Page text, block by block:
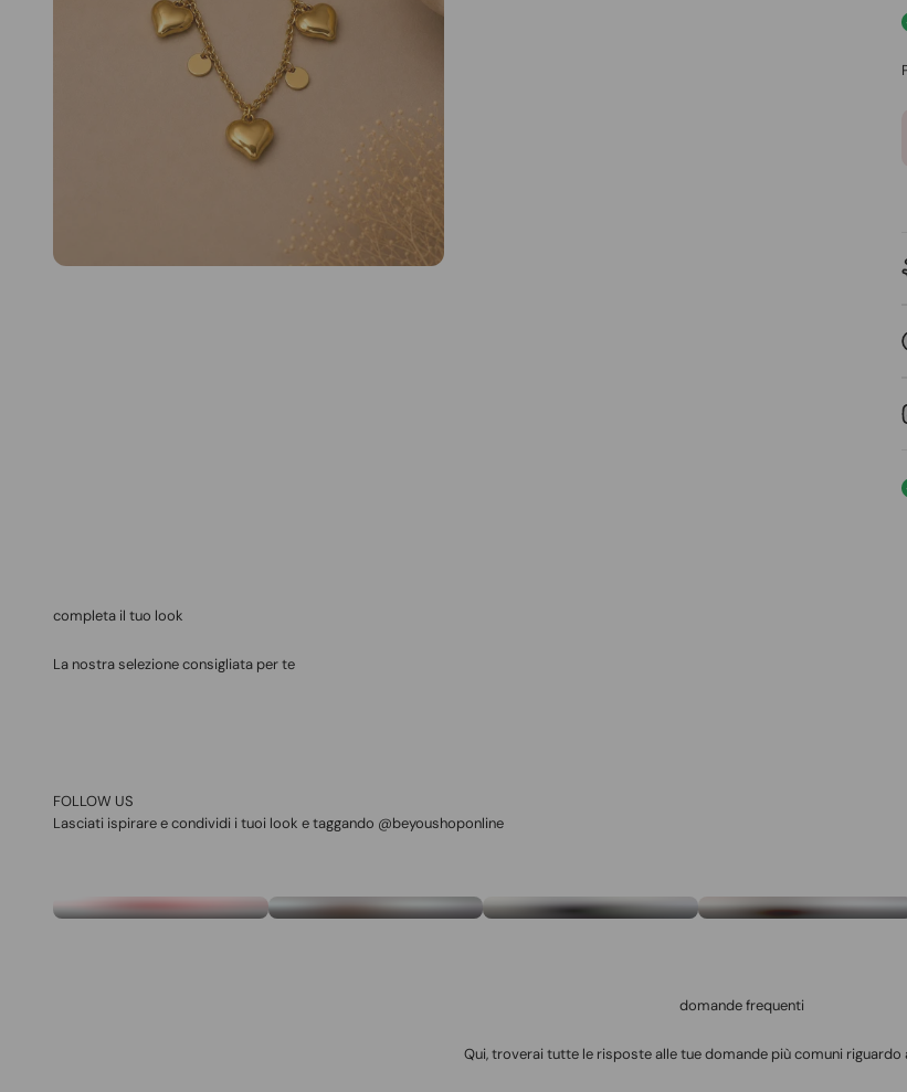
La nostra selezione consigliata per te
FOLLOW US
Lasciati ispirare e condividi i tuoi look e taggando @beyoushoponline
domande frequenti
Qui, troverai tutte le risposte alle tue domande più comuni